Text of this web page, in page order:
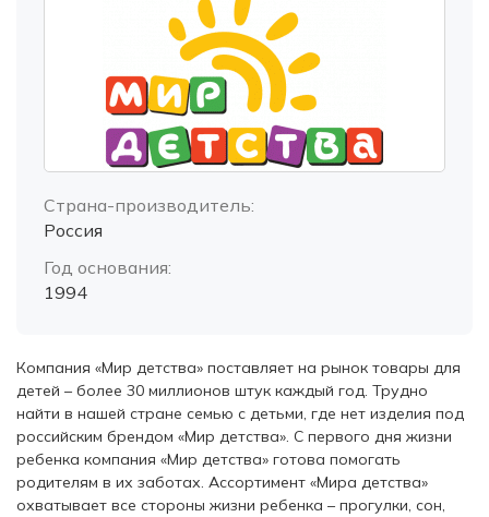
Компания «Мир детства» поставляет на рынок товары для
детей – более 30 миллионов штук каждый год. Трудно
найти в нашей стране семью с детьми, где нет изделия под
российским брендом «Мир детства». С первого дня жизни
ребенка компания «Мир детства» готова помогать
родителям в их заботах. Ассортимент «Мира детства»
охватывает все стороны жизни ребенка – прогулки, сон,
Страна-производитель:
Россия
Год основания:
1994